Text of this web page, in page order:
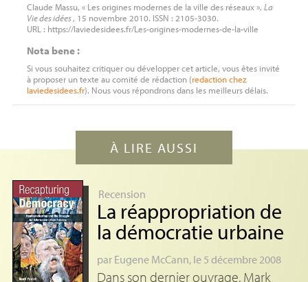
Claude Massu, « Les origines modernes de la ville des réseaux », La
Vie des idées, 15 novembre 2010. ISSN : 2105-3030.
URL : https://laviedesidees.fr/Les-origines-modernes-de-la-ville
Nota bene :
Si vous souhaitez critiquer ou développer cet article, vous êtes invité
à proposer un texte au comité de rédaction (redactionchez
laviedesidees.fr). Nous vous répondrons dans les meilleurs délais.
À LIRE AUSSI
Recension
La réappropriation de
la démocratie urbaine
par Eugene McCann, le 5 décembre 2008
Dans son dernier ouvrage, Mark